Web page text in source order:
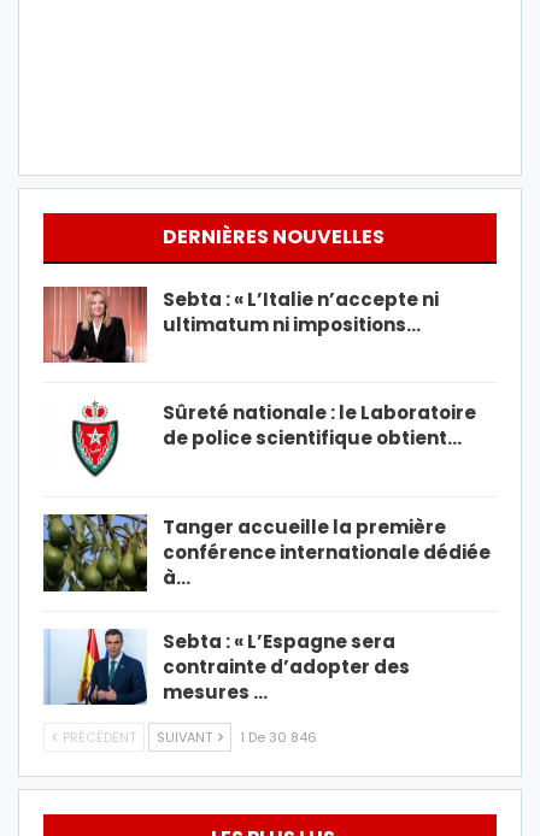
DERNIÈRES NOUVELLES
Sebta : « L’Italie n’accepte ni
ultimatum ni impositions…
Sûreté nationale : le Laboratoire
de police scientifique obtient…
Tanger accueille la première
conférence internationale dédiée
à…
Sebta : « L’Espagne sera
contrainte d’adopter des
mesures …
PRÉCÉDENT SUIVANT 1 De 30 846